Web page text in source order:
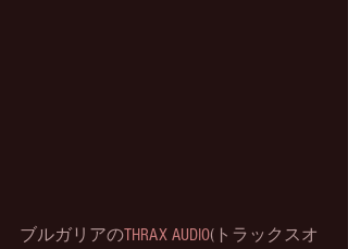
ブルガリアのTHRAX AUDIO(トラックスオ